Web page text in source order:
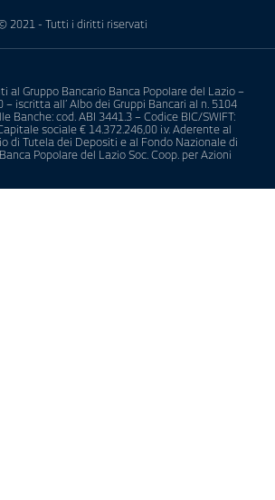
2021 - Tutti i diritti riservati
al Gruppo Bancario Banca Popolare del Lazio –
– iscritta all’ Albo dei Gruppi Bancari al n. 5104
Banche: cod. ABI 3441.3 – Codice BIC/SWIFT:
sociale € 14.372.246,00 i.v. Aderente al
di Tutela dei Depositi e al Fondo Nazionale di
Popolare del Lazio Soc. Coop. per Azioni